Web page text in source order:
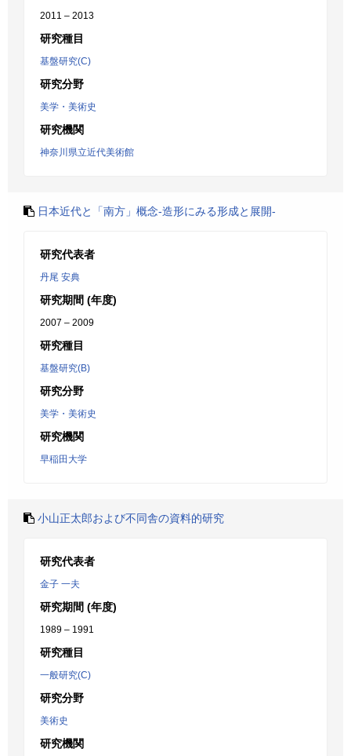
2011 – 2013
研究種目
基盤研究(C)
研究分野
美学・美術史
研究機関
神奈川県立近代美術館
日本近代と「南方」概念-造形にみる形成と展開-
研究代表者
丹尾 安典
研究期間 (年度)
2007 – 2009
研究種目
基盤研究(B)
研究分野
美学・美術史
研究機関
早稲田大学
小山正太郎および不同舎の資料的研究
研究代表者
金子 一夫
研究期間 (年度)
1989 – 1991
研究種目
一般研究(C)
研究分野
美術史
研究機関